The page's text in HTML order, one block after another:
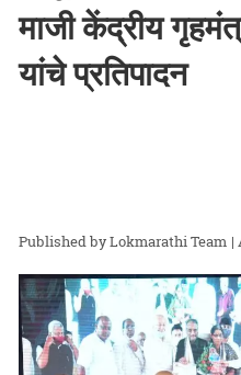
माजी केंद्रीय
यांचे प्रतिपादन
Lokmarathi Team |